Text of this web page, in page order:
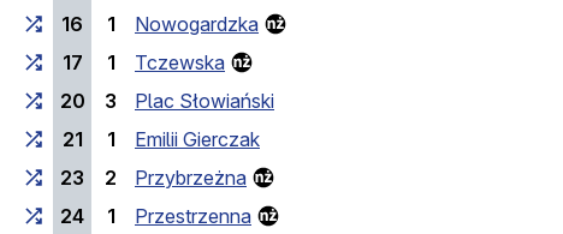
16
1
Nowogardzka
17
1
Tczewska
20
3
Plac Słowiański
21
1
Emilii Gierczak
23
2
Przybrzeżna
24
1
Przestrzenna